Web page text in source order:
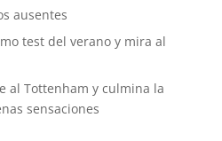
ausentes
test del verano y mira al
al Tottenham y culmina la
sensaciones